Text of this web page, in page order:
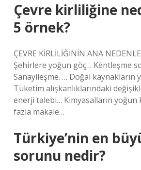
Çevre kirliliğine
5 örnek?
ÇEVRE KİRLİLİĞİNİN ANA
Şehirlere yoğun göç… Kentleşme
Sanayileşme. … Doğal kaynakların
Tüketim alışkanlıklarındaki
enerji talebi… Kimyasalların yoğun
fazla makale…
Türkiye’nin en
sorunu nedir?